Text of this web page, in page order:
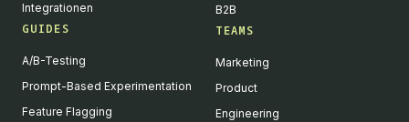
Integrationen
GUIDES
A/B-Testing
Prompt-Based Experimentation
Feature Flagging
B2B
TEAMS
Marketing
Product
Engineering